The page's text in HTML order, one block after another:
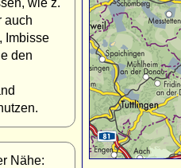
auch
Imbisse
den
Nähe: